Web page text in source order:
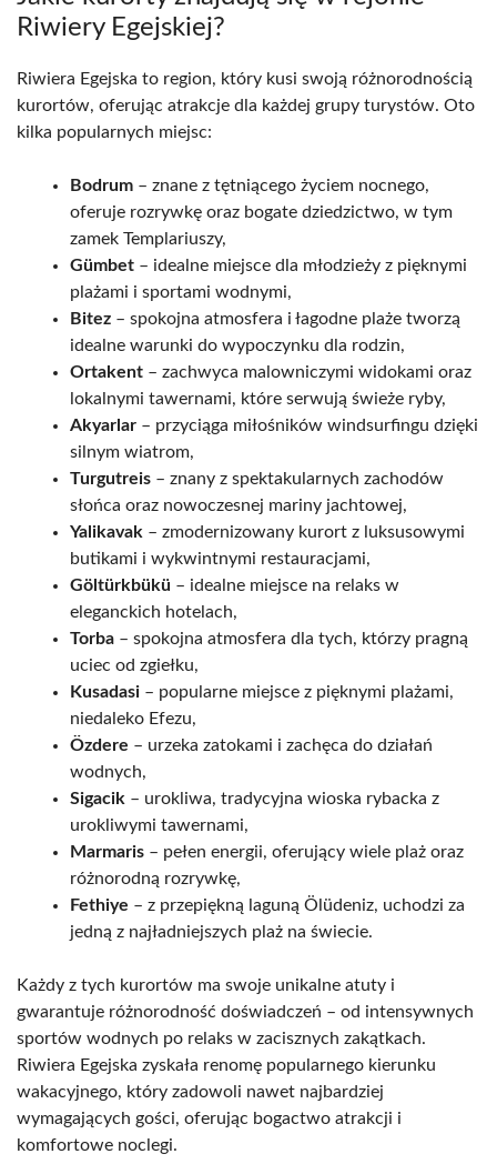
Riwiery Egejskiej?
Riwiera Egejska to region, który kusi swoją różnorodnością
kurortów, oferując atrakcje dla każdej grupy turystów. Oto
kilka popularnych miejsc:
Bodrum – znane z tętniącego życiem nocnego,
oferuje rozrywkę oraz bogate dziedzictwo, w tym
zamek Templariuszy,
Gümbet – idealne miejsce dla młodzieży z pięknymi
plażami i sportami wodnymi,
Bitez – spokojna atmosfera i łagodne plaże tworzą
idealne warunki do wypoczynku dla rodzin,
Ortakent – zachwyca malowniczymi widokami oraz
lokalnymi tawernami, które serwują świeże ryby,
Akyarlar – przyciąga miłośników windsurfingu dzięki
silnym wiatrom,
Turgutreis – znany z spektakularnych zachodów
słońca oraz nowoczesnej mariny jachtowej,
Yalikavak – zmodernizowany kurort z luksusowymi
butikami i wykwintnymi restauracjami,
Göltürkbükü – idealne miejsce na relaks w
eleganckich hotelach,
Torba – spokojna atmosfera dla tych, którzy pragną
uciec od zgiełku,
Kusadasi – popularne miejsce z pięknymi plażami,
niedaleko Efezu,
Özdere – urzeka zatokami i zachęca do działań
wodnych,
Sigacik – urokliwa, tradycyjna wioska rybacka z
urokliwymi tawernami,
Marmaris – pełen energii, oferujący wiele plaż oraz
różnorodną rozrywkę,
Fethiye – z przepiękną laguną Ölüdeniz, uchodzi za
jedną z najładniejszych plaż na świecie.
Każdy z tych kurortów ma swoje unikalne atuty i
gwarantuje różnorodność doświadczeń – od intensywnych
sportów wodnych po relaks w zacisznych zakątkach.
Riwiera Egejska zyskała renomę popularnego kierunku
wakacyjnego, który zadowoli nawet najbardziej
wymagających gości, oferując bogactwo atrakcji i
komfortowe noclegi.